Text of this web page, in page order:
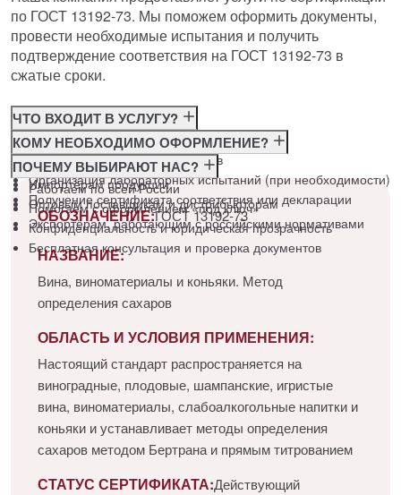
по ГОСТ 13192-73. Мы поможем оформить документы,
провести необходимые испытания и получить
подтверждение соответствия на ГОСТ 13192-73 в
сжатые сроки.
ЧТО ВХОДИТ В УСЛУГУ?
Консультация по требованиям ГОСТ
Подготовка и подача документов
Организация лабораторных испытаний (при необходимости)
Получение сертификата соответствия или декларации
КОМУ НЕОБХОДИМО ОФОРМЛЕНИЕ?
Производителям
Импортёрам продукции
Оптовым поставщикам и дистрибьюторам
Экспортёрам, работающим с российскими нормативами
ПОЧЕМУ ВЫБИРАЮТ НАС?
Работаем по всей России
Помогаем с оформлением «под ключ»
Конфиденциальность и юридическая прозрачность
Бесплатная консультация и проверка документов
ОБОЗНАЧЕНИЕ:ГОСТ 13192-73
НАЗВАНИЕ:
Вина, виноматериалы и коньяки. Метод
определения сахаров
ОБЛАСТЬ И УСЛОВИЯ ПРИМЕНЕНИЯ:
Настоящий стандарт распространяется на
виноградные, плодовые, шампанские, игристые
вина, виноматериалы, слабоалкогольные напитки и
коньяки и устанавливает методы определения
сахаров методом Бертрана и прямым титрованием
СТАТУС СЕРТИФИКАТА:Действующий